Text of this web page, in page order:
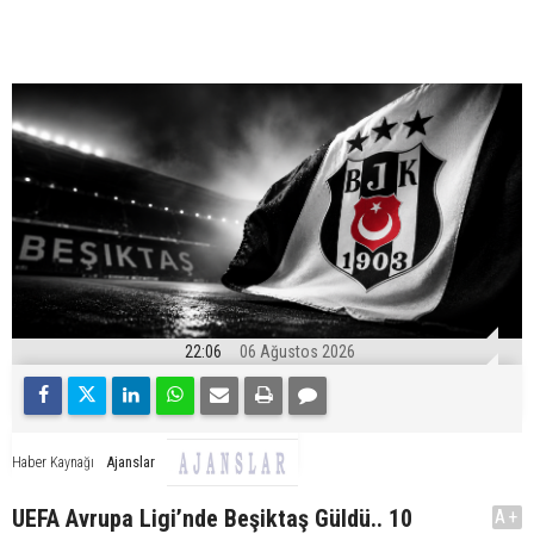
22:06 06 Ağustos 2026
Haber Kaynağı Ajanslar
UEFA Avrupa Ligi’nde Beşiktaş Güldü.. 10
A+